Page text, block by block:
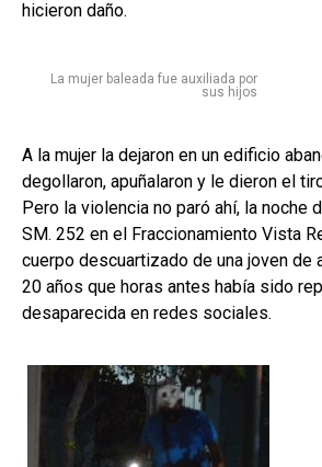
hicieron daño.
La mujer baleada fue auxiliada por
sus hijos
A la mujer la dejaron en un edificio
degollaron, apuñalaron y le dieron el
Pero la violencia no paró ahí, la noche
SM. 252 en el Fraccionamiento Vista
cuerpo descuartizado de una joven de
20 años que horas antes había sido
desaparecida en redes sociales.